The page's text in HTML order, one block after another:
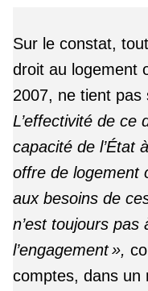
Sur le constat,
droit au logement
2007, ne tient pas
L’effectivité de ce
capacité de l’État
offre de logement
aux besoins de
n’est toujours pas
l’engagement »,
comptes, dans un